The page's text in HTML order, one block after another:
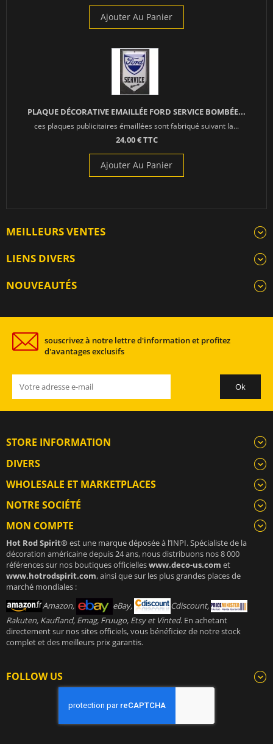
Ajouter Au Panier
PLAQUE DÉCORATIVE EMAILLÉE FORD SERVICE BOMBÉE...
ces plaques publicitaires émaillées sont fabriqué suivant la...
24,00 € TTC
Ajouter Au Panier
MEILLEURS VENTES
LIENS DIVERS
NOUVEAUTÉS
souscrivez à notre lettre d'information et profitez
d'avantages exclusifs
STORE INFORMATION
DIVERS
WHOLESALE ET MARKETPLACES
NOTRE SOCIÉTÉ
MON COMPTE
Hot Rod Spirit®est une marque déposée à l’INPI. Spécialiste de la
décoration américaine depuis 24 ans, nous distribuons nos 8 000
références sur nos boutiques officielleswww.deco-us.com et
www.hotrodspirit.com, ainsi que sur les plus grandes places de
marché mondiales :
Amazon,
eBay,
Cdiscount,
Rakuten, Kaufland, Emag, Fruugo, Etsy et Vinted. En achetant
directement sur nos sites officiels, vous bénéficiez de notre stock
complet et des meilleurs prix garantis.
FOLLOW US